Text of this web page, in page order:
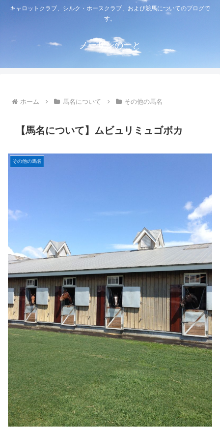
キャロットクラブ、シルク・ホースクラブ、および競馬についてのブログで
す。
ノーザンのーと
ホーム 馬名について その他の馬名
【馬名について】ムビュリミュゴボカ
その他の馬名